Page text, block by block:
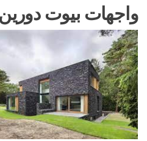
واجهات بيوت دورين